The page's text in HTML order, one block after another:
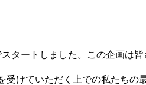
タートしました。この企画は
けていただく上での私たちの